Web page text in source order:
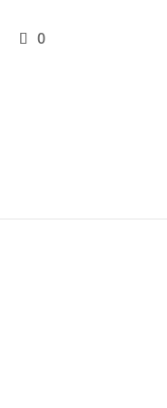
0